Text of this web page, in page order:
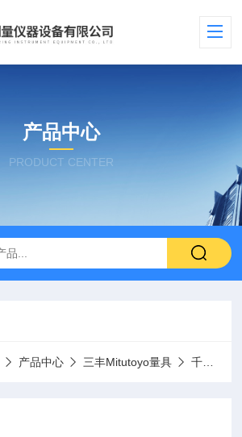
产品中心
PRODUCT CENTER
产品中心 三丰Mitutoyo量具 千分尺